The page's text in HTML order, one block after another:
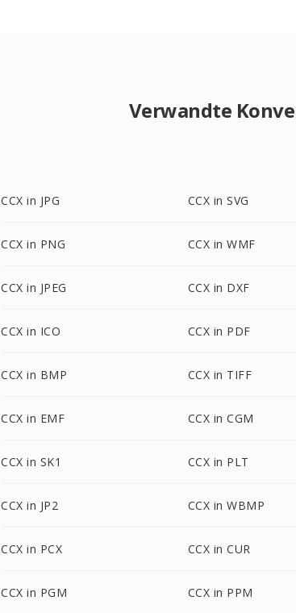
Verwandte
CCX in JPG CCX in SVG
CCX in PNG CCX in WMF
CCX in JPEG CCX in DXF
CCX in ICO CCX in PDF
CCX in BMP CCX in TIFF
CCX in EMF CCX in CGM
CCX in SK1 CCX in PLT
CCX in JP2 CCX in WBMP
CCX in PCX CCX in CUR
CCX in PGM CCX in PPM